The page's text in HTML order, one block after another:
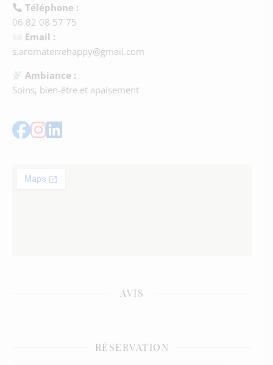
Téléphone :
06 82 08 57 75
Email :
s.aromaterrehappy@gmail.com
Ambiance :
Soins, bien-être et apaisement
AVIS
RÉSERVATION